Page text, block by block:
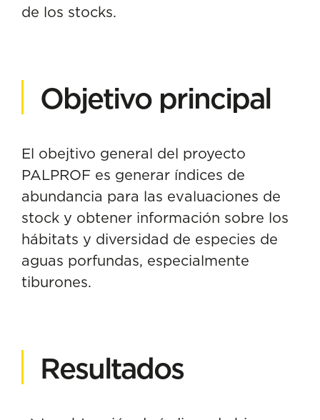
de los stocks.
Objetivo principal
El obejtivo general del proyecto
PALPROF es generar índices de
abundancia para las evaluaciones de
stock y obtener información sobre los
hábitats y diversidad de especies de
aguas porfundas, especialmente
tiburones.
Resultados